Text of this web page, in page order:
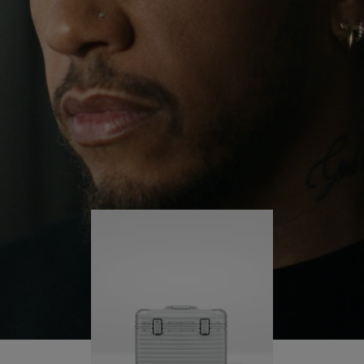
OP
OM
AF
TE
SPELEN
UITGESCHAKELD.
DRUK
HIER
OM
HET
DEMPEN
OP
ervaringen over de hele wereld blijft hij zichzelf
uitdagen en gaandeweg meer leren.
Zijn RIMOWA Original Pilot begeleidt hem bij elke
stap van zijn reis - elk spoor op zijn koffer vertelt
een verhaal over waar hij is geweest en wat hij